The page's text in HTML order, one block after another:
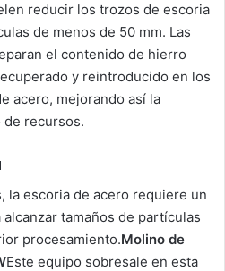
reducir los trozos de escoria
de menos de 50 mm. Las
el contenido de hierro
y reintroducido en los
acero, mejorando así la
recursos.
la escoria de acero requiere un
tamaños de partículas
procesamiento.Molino de
Este equipo sobresale en esta